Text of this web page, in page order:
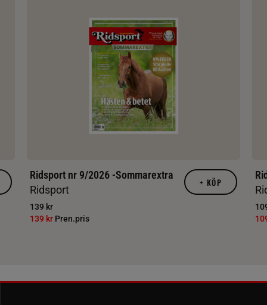
Ridsport nr 9/2026 -Sommarextra
Ridsport
139 kr
139 kr Pren.pris
+ KÖP